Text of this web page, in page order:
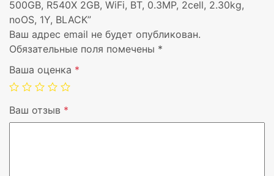
Графика дискретная
Видеопамять дискретная, ГБ
Bluetooth
Камера
500GB, R540X 2GB, WiFi, BT, 0.3MP, 2cell, 2.30kg,
noOS, 1Y, BLACK”
Ваш адрес email не будет опубликован.
Обязательные поля помечены *
Ваша оценка *
Ваш отзыв *